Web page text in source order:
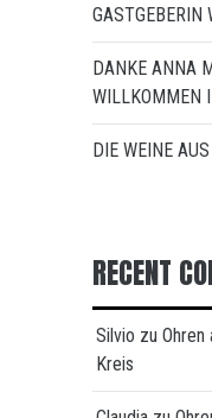
GASTGEBERIN
DANKE ANNA
WILLKOMMEN
DIE WEINE
RECENT
Silvio zu
Kreis